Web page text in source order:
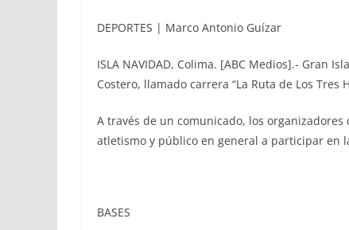
DEPORTES | Marco Antonio Guízar
ISLA NAVIDAD, Colima. [ABC Medios].- Gran
Costero, llamado carrera “La Ruta de Los Tres
A través de un comunicado, los
atletismo y público en general a participar en
BASES